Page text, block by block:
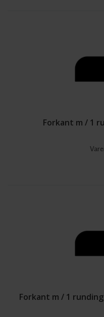
Forkant m / 1
Forkant m / 1 runding